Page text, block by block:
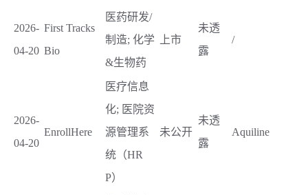
2026-
04-20
First Tracks
Bio
医药研发/
制造; 化学
&生物药
上市
未透
露
/
2026-
04-20
EnrollHere
医疗信息
化; 医院资
源管理系
统（HR
P）
未公开
未透
露
Aquiline